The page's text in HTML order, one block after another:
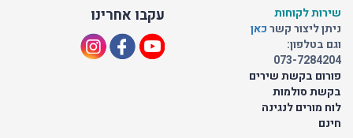
עקבו אחרינו
שירות לקוחות
ניתן ליצור קשרכאן
וגם בטלפון:
073-7284204
פורום בקשת שירים
בקשת סולמות
לוח מורים לנגינה
חינם